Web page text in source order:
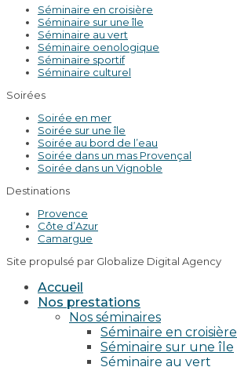
Séminaire en croisière
Séminaire sur une île
Séminaire au vert
Séminaire oenologique
Séminaire sportif
Séminaire culturel
Soirées
Soirée en mer
Soirée sur une île
Soirée au bord de l’eau
Soirée dans un mas Provençal
Soirée dans un Vignoble
Destinations
Provence
Côte d’Azur
Camargue
Site propulsé par Globalize Digital Agency
Accueil
Nos prestations
Nos séminaires
Séminaire en croisière
Séminaire sur une île
Séminaire au vert